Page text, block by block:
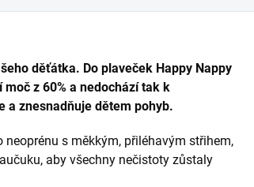
děťátka. Do plaveček Happy Nappy
z 60% a nedochází tak k
a znesnadňuje dětem pohyb.
s měkkým, přiléhavým střihem,
aby všechny nečistoty zůstaly